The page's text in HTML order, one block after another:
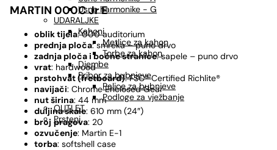
Usne harmonike - G
UDARALJKE
Kahoni
Metlice za kahon
Torbe za kahon
Djembe
Pribor za bubnjeve
Palice za bubnjeve
Podloge za vježbanje
OUTLET
Prsteni
MARTIN 000C Jr E
oblik tijela: 000 auditorium
prednja ploča: smreka – puno drvo
zadnja ploča i bočne stranice: sapele – puno drvo
vrat: hardwood
prstohvat (fretboard): FSC® Certified Richlite®
navijači: Chrome Enclosed Gear
nut širina: 44 mm
duljina skale: 610 mm (24″)
broj pragova: 20
ozvučenje: Martin E-1
torba: softshell case